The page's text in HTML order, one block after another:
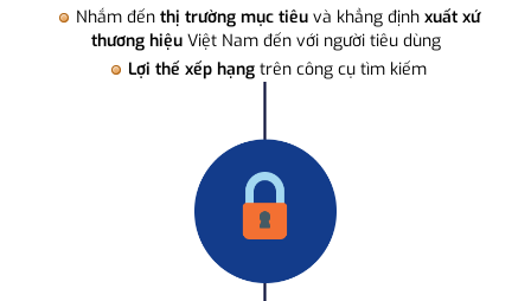
Nhắm đến thị trường mục tiêuvà khẳng định xuất xứ
thương hiệuViệt Nam đến với người tiêu dùng
Lợi thế xếp hạng trên công cụ tìm kiếm